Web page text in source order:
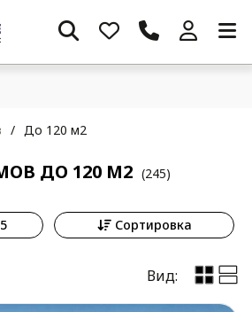
/ До 120 м2
ДО 120 М2 (245)
Сортировка
Вид: